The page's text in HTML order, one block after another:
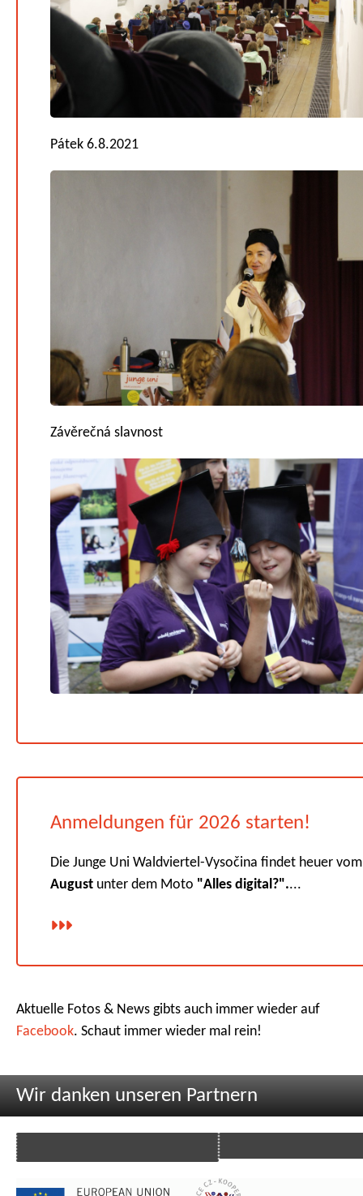
Pátek 6.8.2021
Závěrečná slavnost
Anmeldungen für 2026 starten!
Die Junge Uni Waldviertel-Vysočina findet heuer
August unter dem Moto "Alles digital?"....
Aktuelle Fotos & News gibts auch immer wieder auf
Facebook. Schaut immer wieder mal rein!
Wir danken unseren Partnern